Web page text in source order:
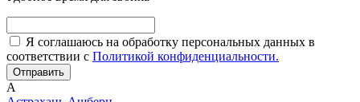
Я соглашаюсь на обработку персональных данных в
соответствии с Политикой конфиденциальности.
А